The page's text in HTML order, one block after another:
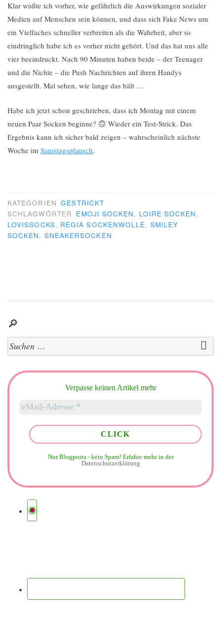
Klar wußte ich vorher, wie gefährlich die Auswirkungen sozialer
Medien auf Menschen sein können, und dass sich Fake News um
ein Vielfaches schneller verbreiten als die Wahrheit, aber so
eindringlich habe ich es vorher nicht gehört. Und das hat uns alle
vier beeindruckt. Nach 90 Minuten haben beide – der Teenager
und die Nichte – die Push Nachrichten auf ihren Handys
ausgestellt. Mal sehen, wie lange das hält …
Habe ich jetzt schon geschrieben, dass ich Montag mit einem
neuen Paar Socken beginne? 🙃 Wieder ein Test-Strick. Das
Ergebnis kann ich sicher bald zeigen – wahrscheinlich nächste
Woche im Samstagsplausch.
KATEGORIEN GESTRICKT
SCHLAGWÖRTER EMOJI SOCKEN, LOIRE SOCKEN ,
LOVISSOCKS, REGIA SOCKENWOLLE, SMILEY
SOCKEN, SNEAKERSOCKEN
🔎
Suchen
nach:
Verpasse keinen Artikel mehr
Nur Blogposts - kein Spam! Erfahre mehr in der
Datenschutzerklärung